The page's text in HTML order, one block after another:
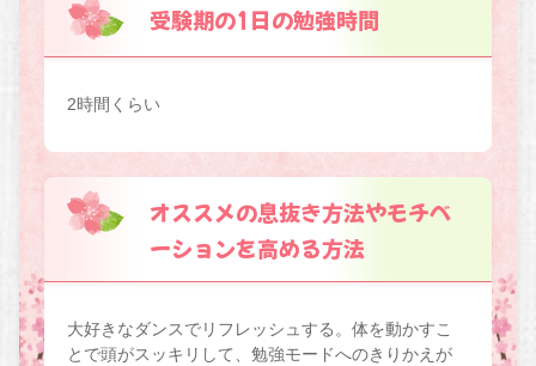
受験期の1日の勉強時間
2時間くらい
オススメの息抜き方法やモチベ
ーションを高める方法
大好きなダンスでリフレッシュする。体を動かすこ
とで頭がスッキリして、勉強モードへのきりかえが